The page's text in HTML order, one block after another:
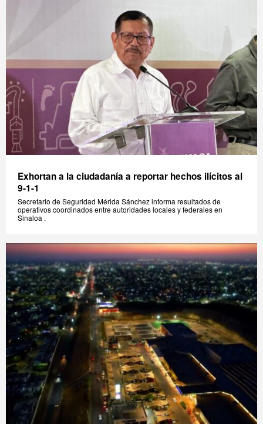
Exhortan a la ciudadanía a reportar hechos ilícitos al
9-1-1
Secretario de Seguridad Mérida Sánchez informa resultados de
operativos coordinados entre autoridades locales y federales en
Sinaloa .